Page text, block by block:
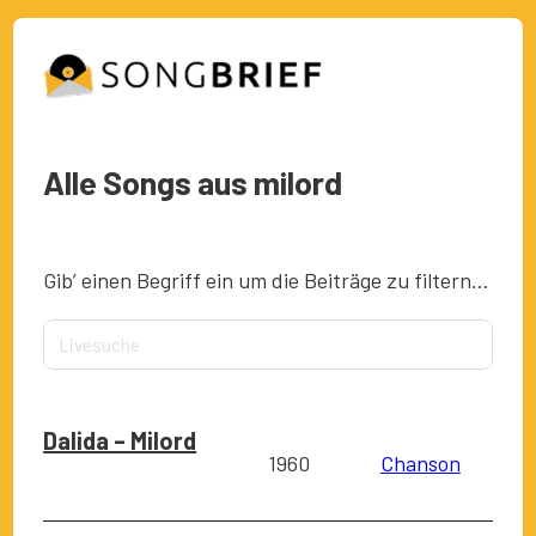
Alle Songs aus milord
Gib’ einen Begriff ein um die Beiträge zu filtern…
Dalida – Milord
1960 Chanson